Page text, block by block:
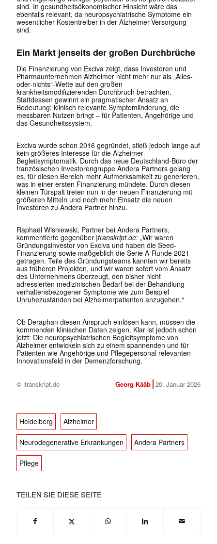
sind. In gesundheitsökonomischer Hinsicht wäre das
ebenfalls relevant, da neuropsychiatrische Symptome ein
wesentlicher Kostentreiber in der Alzheimer-Versorgung
sind.
Ein Markt jenseits der großen Durchbrüche
Die Finanzierung von Exciva zeigt, dass Investoren und
Pharmaunternehmen Alzheimer nicht mehr nur als „Alles-
oder-nichts“-Wette auf den großen
krankheitsmodifizierenden Durchbruch betrachten.
Stattdessen gewinnt ein pragmatischer Ansatz an
Bedeutung: klinisch relevante Symptomlinderung, die
messbaren Nutzen bringt – für Patienten, Angehörige und
das Gesundheitssystem.
Exciva wurde schon 2016 gegründet, stieß jedoch lange auf
kein größeres Interesse für die Alzheimer-
Begleitsymptomatik. Durch das neue Deutschland-Büro der
französischen Investorengruppe Andera Partners gelang
es, für diesen Bereich mehr Aufmerksamkeit zu generieren,
was in einer ersten Finanzierung mündete. Durch diesen
kleinen Türspalt treten nun in der neuen Finanzierung mit
größeren Mitteln und noch mehr Einsatz die neuen
Investoren zu Andera Partner hinzu.
Raphaël Wisniewski, Partner bei Andera Partners,
kommentierte gegenüber |transkript.de: „Wir waren
Gründungsinvestor von Exciva und haben die Seed-
Finanzierung sowie maßgeblich die Serie A-Runde 2021
getragen. Teile des Gründungsteams kannten wir bereits
aus früheren Projekten, und wir waren sofort vom Ansatz
des Unternehmens überzeugt, den bisher nicht
adressierten medizinischen Bedarf bei der Behandlung
verhaltensbezogener Symptome wie zum Beispiel
Unruhezuständen bei Alzheimerpatienten anzugehen.“
Ob Deraphan diesen Anspruch einlösen kann, müssen die
kommenden klinischen Daten zeigen. Klar ist jedoch schon
jetzt: Die neuropsychiatrischen Begleitsymptome von
Alzheimer entwickeln sich zu einem spannenden und für
Patienten wie Angehörige und Pflegepersonal relevanten
Innovationsfeld in der Demenzforschung.
© |transkript.de Georg Kääb 20. Januar 2026
Heidelberg Alzheimer
Neurodegenerative Erkrankungen Andera Partners
Pflege
TEILEN SIE DIESE SEITE